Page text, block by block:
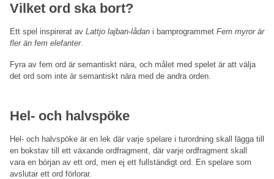
Vilket ord ska bort?
Ett spel inspirerat av Lattjo lajban-lådan i barnprogrammet Fem myror är
fler än fem elefanter.
Fyra av fem ord är semantiskt nära, och målet med spelet är att välja
det ord som inte är semantiskt nära med de andra orden.
Hel- och halvspöke
Hel- och halvspöke är en lek där varje spelare i turordning skall lägga till
en bokstav till ett växande ordfragment, där varje ordfragment skall
vara en början av ett ord, men ej ett fullständigt ord. En spelare som
avslutar ett ord förlorar.